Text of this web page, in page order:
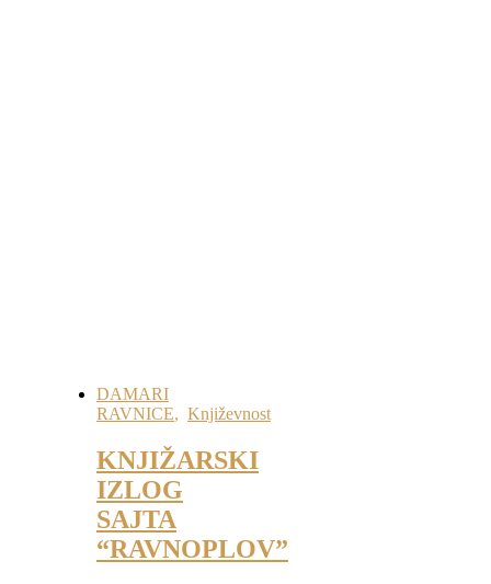
DAMARI
RAVNICE, Književnost
KNJIŽARSKI
IZLOG
SAJTA
“RAVNOPLOV”